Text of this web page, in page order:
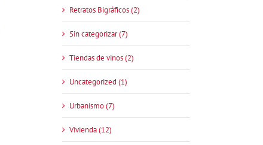
Retratos Bigráficos (2)
Sin categorizar (7)
Tiendas de vinos (2)
Uncategorized (1)
Urbanismo (7)
Vivienda (12)